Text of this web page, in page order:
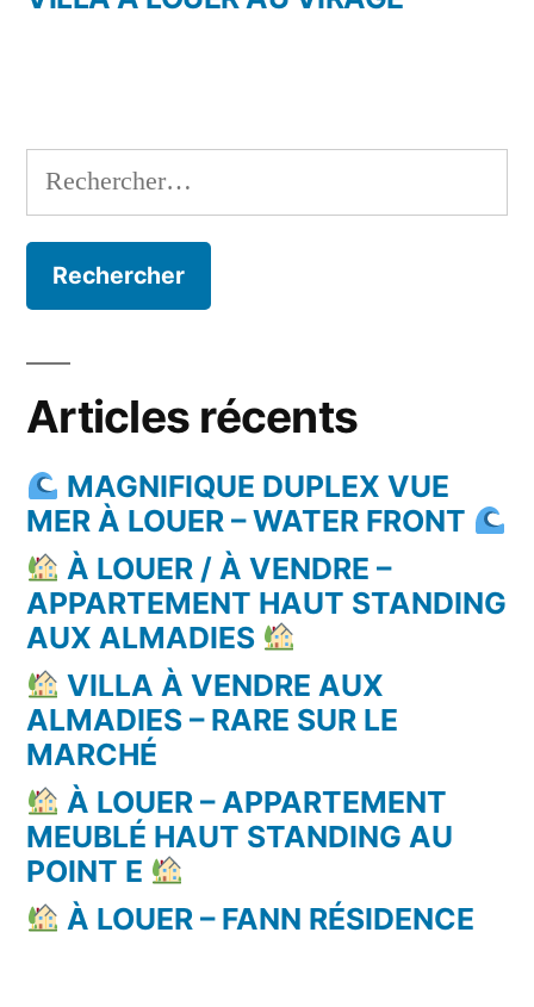
Rechercher :
Articles récents
MAGNIFIQUE DUPLEX VUE
MER À LOUER – WATER FRONT
À LOUER / À VENDRE –
APPARTEMENT HAUT STANDING
AUX ALMADIES
VILLA À VENDRE AUX
ALMADIES – RARE SUR LE
MARCHÉ
À LOUER – APPARTEMENT
MEUBLÉ HAUT STANDING AU
POINT E
À LOUER – FANN RÉSIDENCE